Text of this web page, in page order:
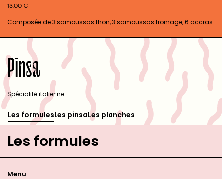
13,00€
Composée de 3 samoussas thon, 3 samoussas fromage, 6 accras.
Pinsa
Spécialité italienne
Les formulesLes pinsaLes planches
Les formules
Menu